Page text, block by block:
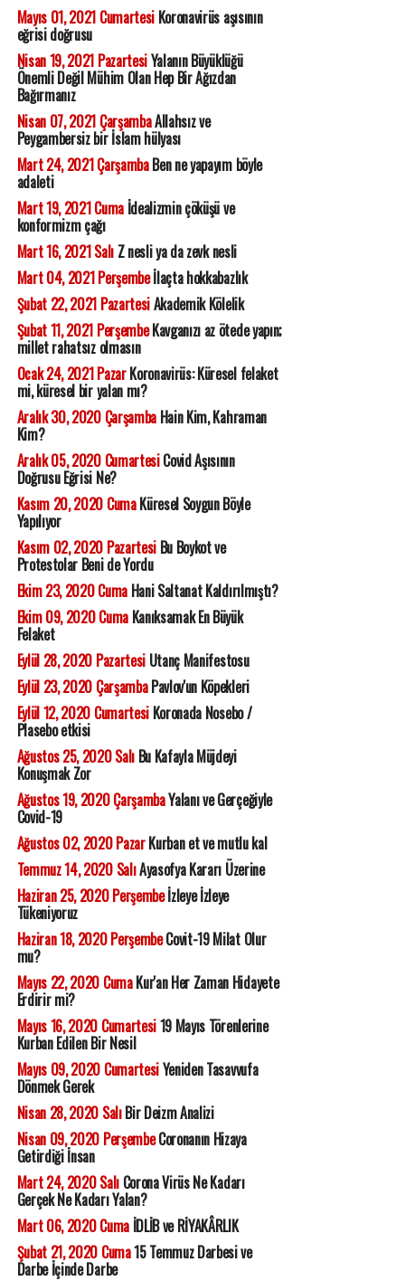
Mayıs 01, 2021 CumartesiKoronavirüs aşısının
eğrisi doğrusu
Nisan 19, 2021 PazartesiYalanın Büyüklüğü
Önemli Değil Mühim Olan Hep Bir Ağızdan
Bağırmanız
Nisan 07, 2021 ÇarşambaAllahsız ve
Peygambersiz bir İslam hülyası
Mart 24, 2021 ÇarşambaBen ne yapayım böyle
adaleti
Mart 19, 2021 Cumaİdealizmin çöküşü ve
konformizm çağı
Mart 16, 2021 SalıZ nesli ya da zevk nesli
Mart 04, 2021 Perşembeİlaçta hokkabazlık
Şubat 22, 2021 PazartesiAkademik Kölelik
Şubat 11, 2021 PerşembeKavganızı az ötede yapın;
millet rahatsız olmasın
Ocak 24, 2021 PazarKoronavirüs: Küresel felaket
mi, küresel bir yalan mı?
Aralık 30, 2020 ÇarşambaHain Kim, Kahraman
Kim?
Aralık 05, 2020 CumartesiCovid Aşısının
Doğrusu Eğrisi Ne?
Kasım 20, 2020 CumaKüresel Soygun Böyle
Yapılıyor
Kasım 02, 2020 PazartesiBu Boykot ve
Protestolar Beni de Yordu
Ekim 23, 2020 CumaHani Saltanat Kaldırılmıştı?
Ekim 09, 2020 CumaKanıksamak En Büyük
Felaket
Eylül 28, 2020 PazartesiUtanç Manifestosu
Eylül 23, 2020 ÇarşambaPavlov'un Köpekleri
Eylül 12, 2020 CumartesiKoronada Nosebo /
Plasebo etkisi
Ağustos 25, 2020 SalıBu Kafayla Müjdeyi
Konuşmak Zor
Ağustos 19, 2020 ÇarşambaYalanı ve Gerçeğiyle
Covid-19
Ağustos 02, 2020 PazarKurban et ve mutlu kal
Temmuz 14, 2020 SalıAyasofya Kararı Üzerine
Haziran 25, 2020 Perşembeİzleye İzleye
Tükeniyoruz
Haziran 18, 2020 PerşembeCovit-19 Milat Olur
mu?
Mayıs 22, 2020 CumaKur'an Her Zaman Hidayete
Erdirir mi?
Mayıs 16, 2020 Cumartesi19 Mayıs Törenlerine
Kurban Edilen Bir Nesil
Mayıs 09, 2020 CumartesiYeniden Tasavvufa
Dönmek Gerek
Nisan 28, 2020 SalıBir Deizm Analizi
Nisan 09, 2020 PerşembeCoronanın Hizaya
Getirdiği İnsan
Mart 24, 2020 SalıCorona Virüs Ne Kadarı
Gerçek Ne Kadarı Yalan?
Mart 06, 2020 CumaİDLİB ve RİYAKÂRLIK
Şubat 21, 2020 Cuma15 Temmuz Darbesi ve
Darbe İçinde Darbe